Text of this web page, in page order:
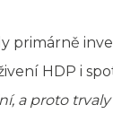
HDP i
a proto